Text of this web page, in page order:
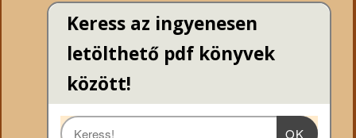
Keress az ingyenesen
letölthető pdf könyvek
között!
OK